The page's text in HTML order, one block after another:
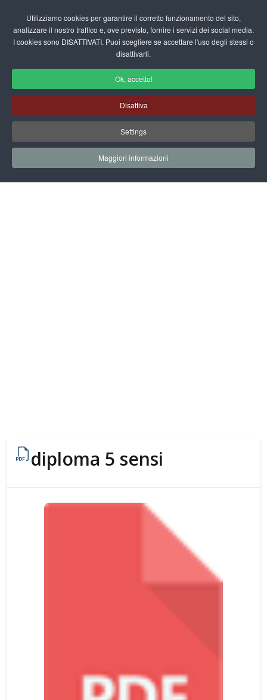
Utilizziamo cookies per garantire il corretto funzionamento del sito,
analizzare il nostro traffico e, ove previsto, fornire i servizi dei social media.
I cookies sono DISATTIVATI. Puoi scegliere se accettare l'uso degli stessi o
disattivarli.
Ok, accetto!
Disattiva
Settings
Maggiori informazioni
fas
Attestati per la Scuola dell'Infanzia
Schede didattiche - Attestati
Home Documenti Schede Didattiche
Attestati
diploma 5 sensi